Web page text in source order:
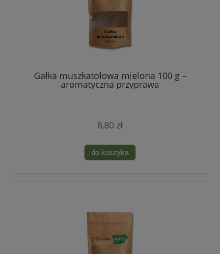
Gałka muszkatołowa mielona 100 g –
aromatyczna przyprawa
8,80 zł
do koszyka